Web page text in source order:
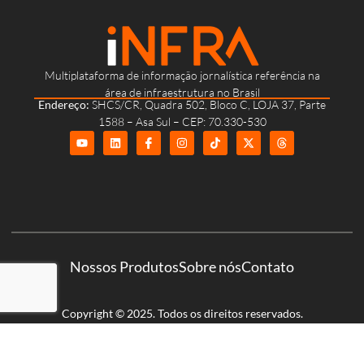
Multiplataforma de informação jornalística referência na
área de infraestrutura no Brasil
Endereço: SHCS/CR, Quadra 502, Bloco C, LOJA 37, Parte
1588 – Asa Sul – CEP: 70.330-530
Nossos ProdutosSobre nósContato
Copyright © 2025. Todos os direitos reservados.